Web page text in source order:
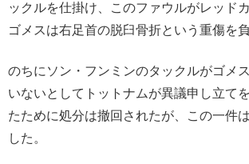
ックルを仕掛け、このファウルがレッド
ゴメスは右足首の脱臼骨折という重傷を負
のちにソン・フンミンのタックルがゴメ
いないとしてトットナムが異議申し立て
たために処分は撤回されたが、この一件
した。